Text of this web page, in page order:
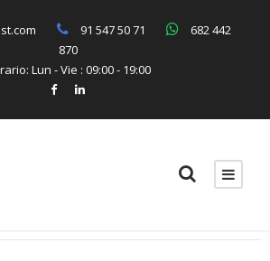
91 547 50 71
682 442
870
Lun - Vie : 09:00 - 19:00